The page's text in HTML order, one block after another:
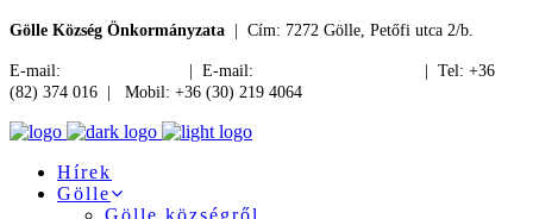
Gölle Község Önkormányzata | Cím: 7272 Gölle, Petőfi utca 2/b.
E-mail: | E-mail:
| Tel: +36
(82) 374 016 | Mobil: +36 (30) 219 4064
Hírek
Gölle
Gölle községről